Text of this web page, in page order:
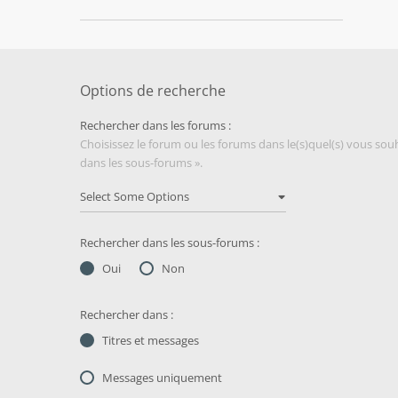
Options de recherche
Rechercher dans les forums :
Choisissez le forum ou les forums dans le(s)quel(s) vous
dans les sous-forums ».
Rechercher dans les sous-forums :
Oui
Non
Rechercher dans :
Titres et messages
Messages uniquement